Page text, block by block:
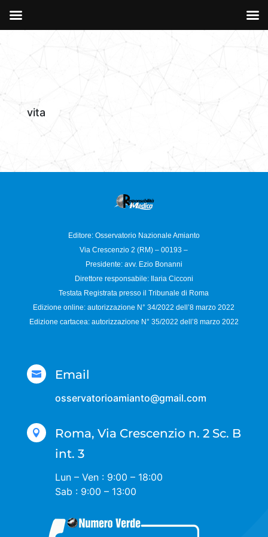
vita
Editore: Osservatorio Nazionale Amianto
Via Crescenzio 2 (RM) – 00193 –
Presidente: avv. Ezio Bonanni
Direttore responsabile:
Ilaria Cicconi
Testata Registrata presso il Tribunale di Roma
Edizione online: autorizzazione N°34/2022 dell’8 marzo 2022
Edizione cartacea: autorizzazione N° 35/2022 dell’8 marzo 2022
 Email
osservatorioamianto@gmail.com

Roma, Via Crescenzio n. 2 Sc. B
int. 3
Lun – Ven : 9:00 – 18:00
Sab : 9:00 – 13:00